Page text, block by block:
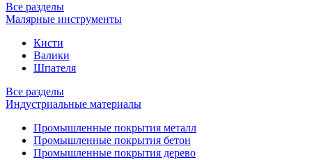
Все разделы
Малярные инструменты
Кисти
Валики
Шпателя
Все разделы
Индустриальные материалы
Промышленные покрытия металл
Промышленные покрытия бетон
Промышленные покрытия дерево